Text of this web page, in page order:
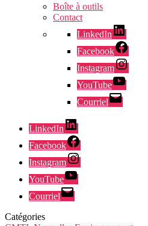
Boîte à outils
Contact
LinkedIn
Facebook
Instagram
YouTube
Courriel
LinkedIn
Facebook
Instagram
YouTube
Courriel
Catégories